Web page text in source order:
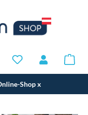
Shopx